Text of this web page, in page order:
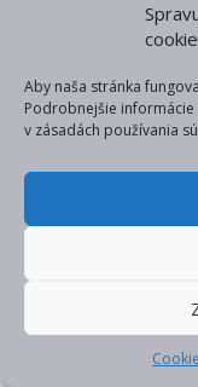
cookie
Aby naša stránka
Podrobnejšie
v zásadách používania